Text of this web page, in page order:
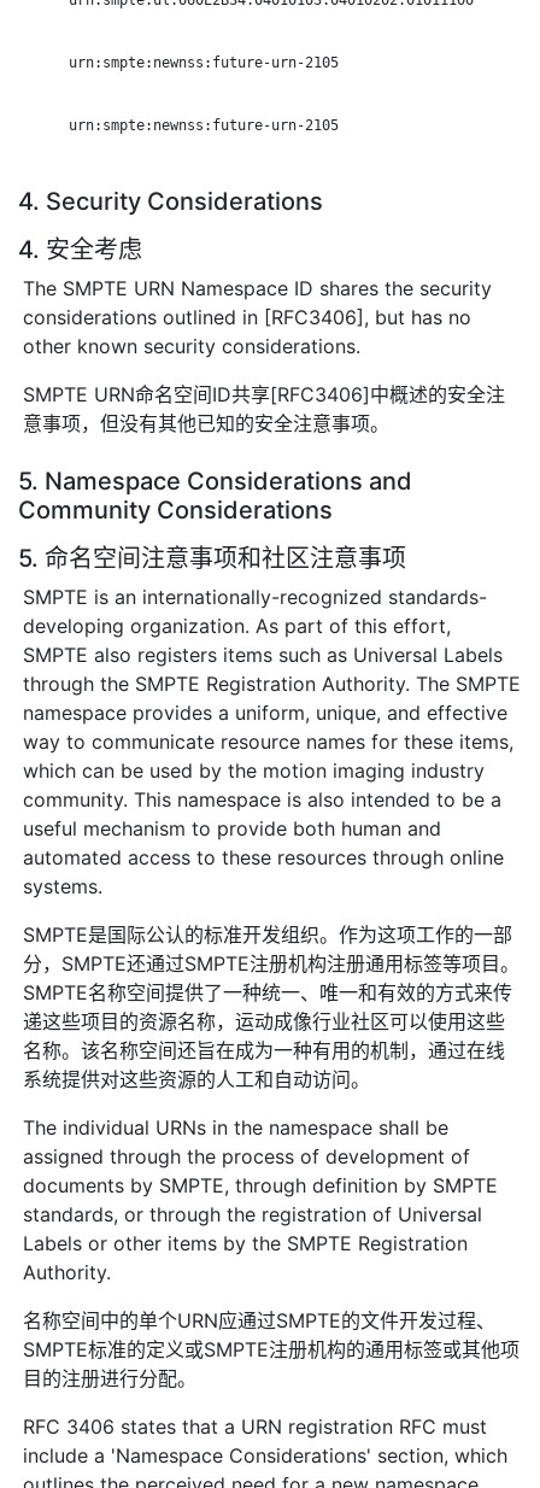
      urn:smpte:newnss:future-urn-2105
      urn:smpte:newnss:future-urn-2105
4. Security Considerations
4. 安全考虑
The SMPTE URN Namespace ID shares the security
considerations outlined in [RFC3406], but has no
other known security considerations.
SMPTE URN命名空间ID共享[RFC3406]中概述的安全注
意事项，但没有其他已知的安全注意事项。
5. Namespace Considerations and
Community Considerations
5. 命名空间注意事项和社区注意事项
SMPTE is an internationally-recognized standards-
developing organization. As part of this effort,
SMPTE also registers items such as Universal Labels
through the SMPTE Registration Authority. The SMPTE
namespace provides a uniform, unique, and effective
way to communicate resource names for these items,
which can be used by the motion imaging industry
community. This namespace is also intended to be a
useful mechanism to provide both human and
automated access to these resources through online
systems.
SMPTE是国际公认的标准开发组织。作为这项工作的一部
分，SMPTE还通过SMPTE注册机构注册通用标签等项目。
SMPTE名称空间提供了一种统一、唯一和有效的方式来传
递这些项目的资源名称，运动成像行业社区可以使用这些
名称。该名称空间还旨在成为一种有用的机制，通过在线
系统提供对这些资源的人工和自动访问。
The individual URNs in the namespace shall be
assigned through the process of development of
documents by SMPTE, through definition by SMPTE
standards, or through the registration of Universal
Labels or other items by the SMPTE Registration
Authority.
名称空间中的单个URN应通过SMPTE的文件开发过程、
SMPTE标准的定义或SMPTE注册机构的通用标签或其他项
目的注册进行分配。
RFC 3406 states that a URN registration RFC must
include a 'Namespace Considerations' section, which